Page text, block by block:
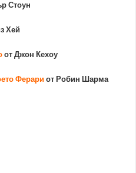
Стоун
Хей
от Джон Кехоу
Ферариот Робин Шарма